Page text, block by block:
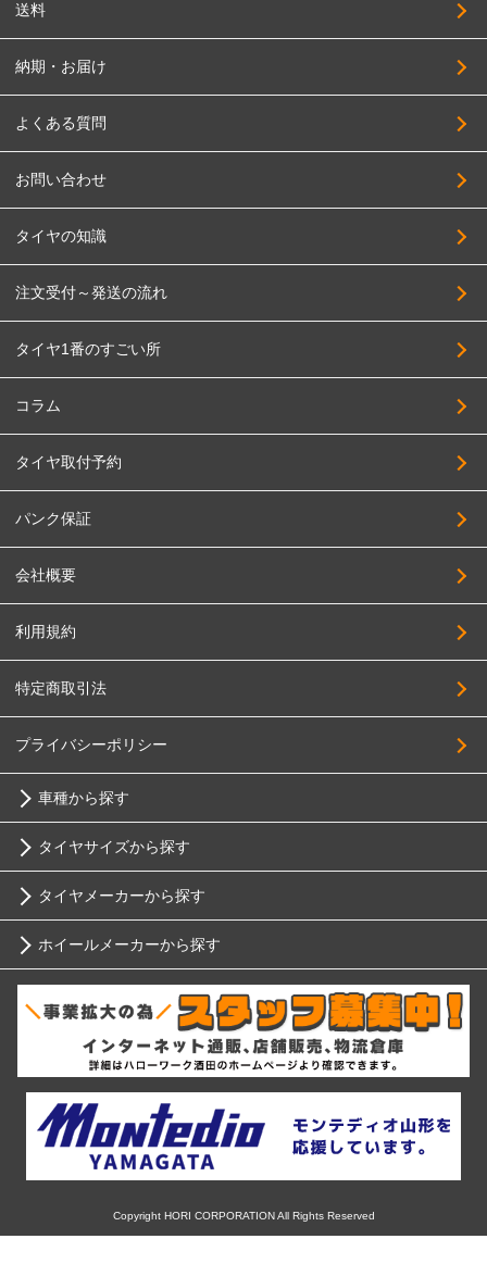
送料
納期・お届け
よくある質問
お問い合わせ
タイヤの知識
注文受付～発送の流れ
タイヤ1番のすごい所
コラム
タイヤ取付予約
パンク保証
会社概要
利用規約
特定商取引法
プライバシーポリシー
車種から探す
トヨタ
ニッサン
スバル
マツダ
ミツビシ
タイヤサイズから探す
10インチ
12インチ
14インチ
15インチ
タイヤメーカーから探す
ブリヂストン
ミシュラン
ヨコハマ
ダンロップ
ホイールメーカーから探す
RIH
Advanti Racing
Copyright HORI CORPORATION All Rights Reserved